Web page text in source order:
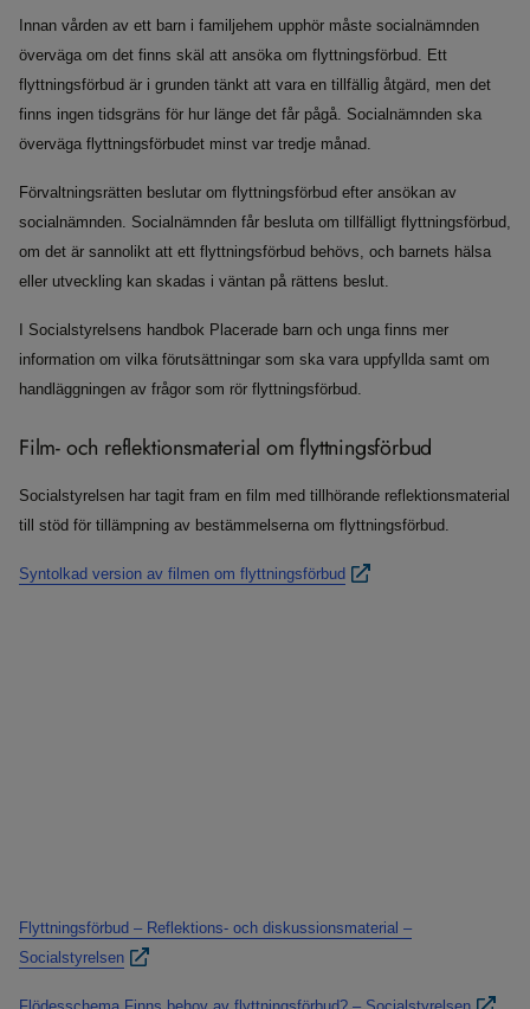
Innan vården av ett barn i familjehem upphör måste socialnämnden
överväga om det finns skäl att ansöka om flyttningsförbud. Ett
flyttningsförbud är i grunden tänkt att vara en tillfällig åtgärd, men det
finns ingen tidsgräns för hur länge det får pågå. Socialnämnden ska
överväga flyttningsförbudet minst var tredje månad.
Förvaltningsrätten beslutar om flyttningsförbud efter ansökan av
socialnämnden. Socialnämnden får besluta om tillfälligt flyttningsförbud,
om det är sannolikt att ett flyttningsförbud behövs, och barnets hälsa
eller utveckling kan skadas i väntan på rättens beslut.
I Socialstyrelsens handbok Placerade barn och unga finns mer
information om vilka förutsättningar som ska vara uppfyllda samt om
handläggningen av frågor som rör flyttningsförbud.
Film- och reflektionsmaterial om flyttningsförbud
Socialstyrelsen har tagit fram en film med tillhörande reflektionsmaterial
till stöd för tillämpning av bestämmelserna om flyttningsförbud.
Syntolkad version av filmen om flyttningsförbud
Flyttningsförbud – Reflektions- och diskussionsmaterial –
Socialstyrelsen